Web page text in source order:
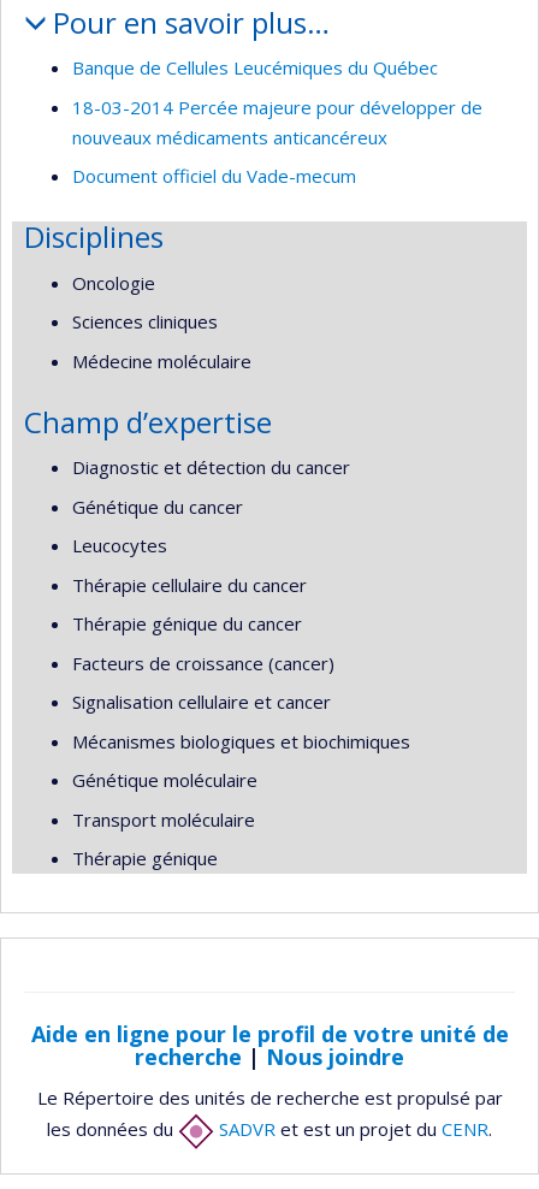
Pour en savoir plus…
Banque de Cellules Leucémiques du Québec
18-03-2014 Percée majeure pour développer de
nouveaux médicaments anticancéreux
Document officiel du Vade-mecum
Disciplines
Oncologie
Sciences cliniques
Médecine moléculaire
Champ d’expertise
Diagnostic et détection du cancer
Génétique du cancer
Leucocytes
Thérapie cellulaire du cancer
Thérapie génique du cancer
Facteurs de croissance (cancer)
Signalisation cellulaire et cancer
Mécanismes biologiques et biochimiques
Génétique moléculaire
Transport moléculaire
Thérapie génique
Aide en ligne pour le profil de votre unité de
recherche | Nous joindre
Le Répertoire des unités de recherche est propulsé par
les données du
SADVR et est un projet du CENR.